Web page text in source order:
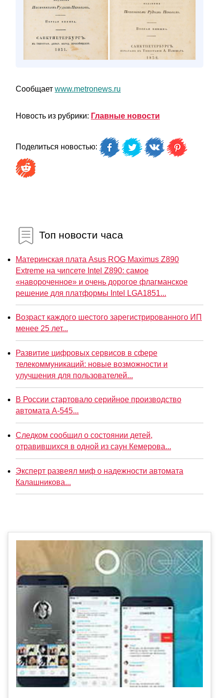
Сообщает www.metronews.ru
Новость из рубрики: Главные новости
Поделиться новостью:
Топ новости часа
Материнская плата Asus ROG Maximus Z890
Extreme на чипсете Intel Z890: самое
«навороченное» и очень дорогое флагманское
решение для платформы Intel LGA1851...
Возраст каждого шестого зарегистрированного ИП
менее 25 лет...
Развитие цифровых сервисов в сфере
телекоммуникаций: новые возможности и
улучшения для пользователей...
В России стартовало серийное производство
автомата А-545...
Следком сообщил о состоянии детей,
отравившихся в одной из саун Кемерова...
Эксперт развеял миф о надежности автомата
Калашникова...